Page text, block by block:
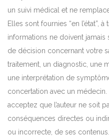
un suivi médical et ne
Elles sont fournies “en l’état”,
informations ne doivent
de décision concernant votre
traitement, un diagnostic, une
une interprétation de
concertation avec un médecin.
acceptez que l’auteur ne soit
conséquences directes ou
ou incorrecte, de ses contenus.